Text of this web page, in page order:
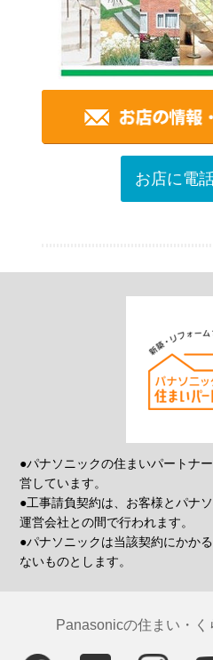
お店に電
●パナソニックの住まいパートナ
営しています。
●工事請負契約は、お客様とパナ
運営会社との間で行われます。
●パナソニックは当該契約にかか
ないものとします。
Panasonicの住まい・く